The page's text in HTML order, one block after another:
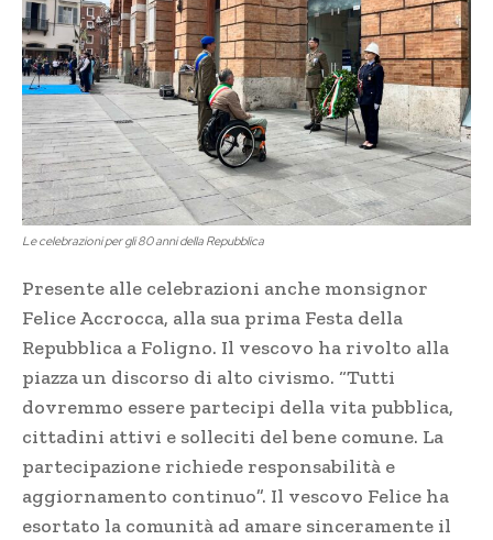
Le celebrazioni per gli 80 anni della Repubblica
Presente alle celebrazioni anche monsignor
Felice Accrocca, alla sua prima Festa della
Repubblica a Foligno. Il vescovo ha rivolto alla
piazza un discorso di alto civismo. “Tutti
dovremmo essere partecipi della vita pubblica,
cittadini attivi e solleciti del bene comune. La
partecipazione richiede responsabilità e
aggiornamento continuo”. Il vescovo Felice ha
esortato la comunità ad amare sinceramente il